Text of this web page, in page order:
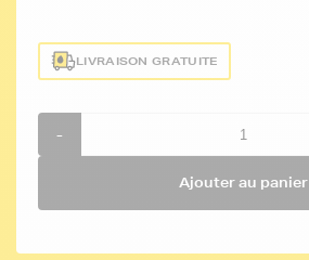
LIVRAISON GRATUITE
-
Ajouter au panier